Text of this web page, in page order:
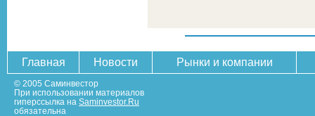
Главная Новости Рынки и компании
© 2005 Саминвестор
При использовании материалов
гиперссылка на Saminvestor.Ru
обязательна